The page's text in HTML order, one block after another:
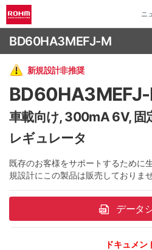
ニ
BD60HA3MEFJ-M
新規設計非推奨
車載向け, 300mA 6V, 固
レギュレータ
既存のお客様をサポートするために
規設計にこの製品は販売しておりませ
データ
ドキュメン